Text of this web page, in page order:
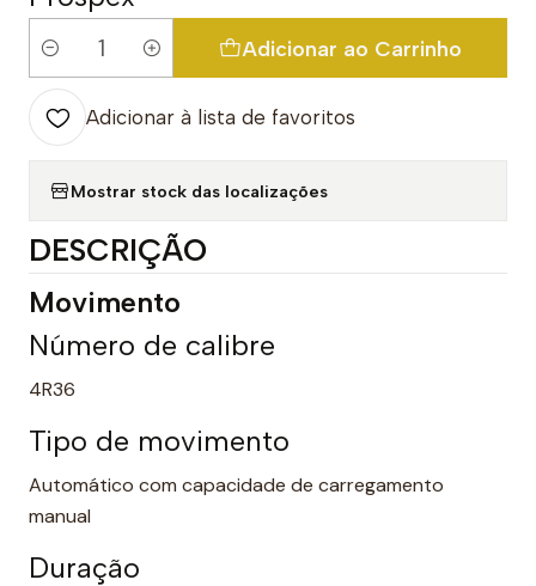
Quantidade
Adicionar ao Carrinho
Adicionar à lista de favoritos
Mostrar stock das localizações
DESCRIÇÃO
Movimento
Número de calibre
4R36
Tipo de movimento
Automático com capacidade de carregamento
manual
Duração